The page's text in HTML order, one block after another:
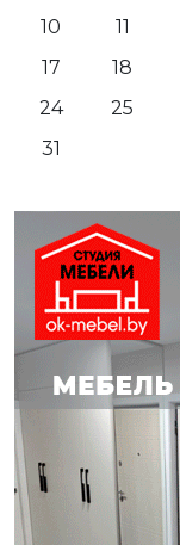
10
11
17
18
24
25
31